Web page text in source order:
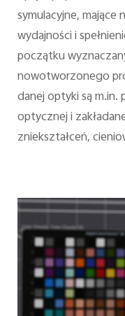
symulacyjne, mające
wydajności i
początku
nowotworzonego
danej optyki są m.in.
optycznej i
zniekształceń,